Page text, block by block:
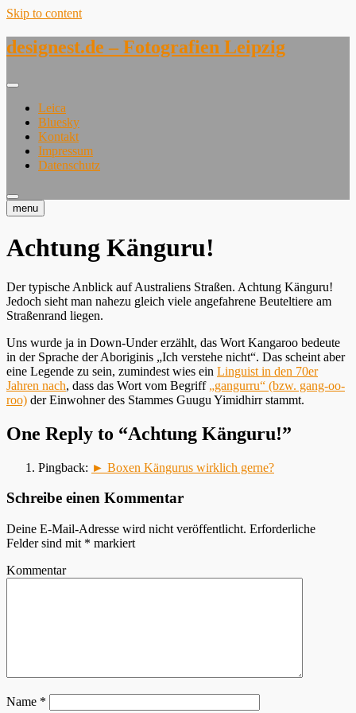
Skip to content
designest.de – Fotografien Leipzig
Leica
Bluesky
Kontakt
Impressum
Datenschutz
menu
Achtung Känguru!
Der typische Anblick auf Australiens Straßen. Achtung Känguru!
Jedoch sieht man nahezu gleich viele angefahrene Beuteltiere am
Straßenrand liegen.
Uns wurde ja in Down-Under erzählt, das Wort Kangaroo bedeute
in der Sprache der Aboriginis „Ich verstehe nicht“. Das scheint aber
eine Legende zu sein, zumindest wies ein Linguist in den 70er
Jahren nach, dass das Wort vom Begriff „gangurru“ (bzw. gang-oo-
roo) der Einwohner des Stammes Guugu Yimidhirr stammt.
One Reply to “Achtung Känguru!”
Pingback: ► Boxen Kängurus wirklich gerne?
Schreibe einen Kommentar
Deine E-Mail-Adresse wird nicht veröffentlicht. Erforderliche
Felder sind mit * markiert
Kommentar
Name *